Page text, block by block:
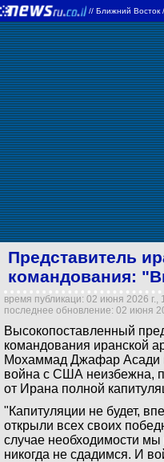
// Ближний Восток
Представитель
командования:
время публикаци: 02 июня 2026 г.,
последнее обновление: 02 июня
Высокопоставленный
командования иранской
Мохаммад Джафар Асади
война с США неизбежна,
от Ирана полной
"Капитуляции не будет,
открыли всех своих
случае необходимости
никогда не сдадимся. И